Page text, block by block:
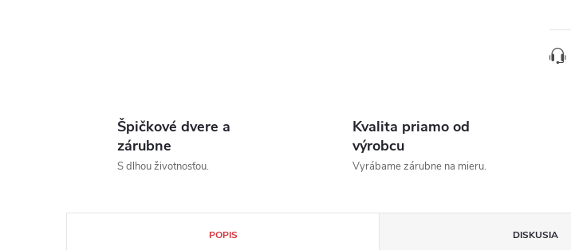
Špičkové dvere a
zárubne
S dlhou životnosťou.
Kvalita priamo od
výrobcu
Vyrábame zárubne na mieru.
POPIS DISKUSIA